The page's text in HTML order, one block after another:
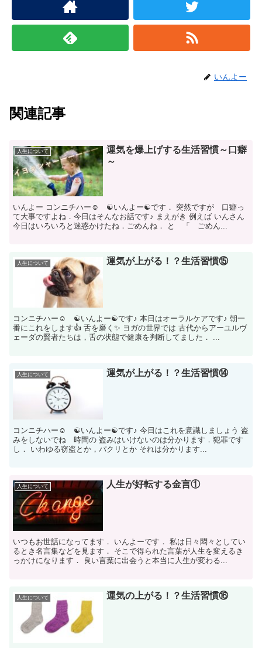
いんよー
関連記事
人生について
運気を爆上げする生活習慣～口癖
～
いんよー コンニチハー☺ ☯いんよー☯です． 突然ですが 口癖っ
て大事ですよね．今日はそんなお話です♪ まえがき 例えば いんさん
今日はいろいろと迷惑かけたね．ごめんね． と 「 ごめん...
人生について 運気が上がる！？生活習慣⑮
コンニチハー☺ ☯いんよー☯です♪ 本日はオーラルケアです♪ 朝一
番にこれをします👍 舌を磨く✨ ヨガの世界では 古代からアーユルヴ
ェーダの賢者たちは，舌の状態で健康を判断してました． ...
人生について 運気が上がる！？生活習慣⑭
コンニチハー☺ ☯いんよー☯です♪ 今日はこれを意識しましょう 盗
みをしないでね 時間の 盗みはいけないのは分かります．犯罪です
し． いわゆる窃盗とか，パクリとか それは分かります...
人生について 人生が好転する金言①
いつもお世話になってます． いんよーです． 私は日々悶々としてい
るとき名言集などを見ます． そこで得られた言葉が人生を変えるき
っかけになります． 良い言葉に出会うと本当に人生が変わる...
人生について 運気の上がる！？生活習慣⑯